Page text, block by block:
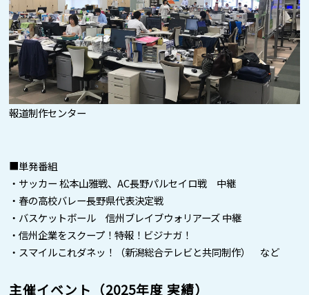
報道制作センター
■単発番組
・サッカー 松本山雅戦、AC長野パルセイロ戦 中継
・春の高校バレー長野県代表決定戦
・バスケットボール 信州ブレイブウォリアーズ 中継
・信州企業をスクープ！特報！ビジナガ！
・スマイルこれダネッ！（新潟総合テレビと共同制作） など
主催イベント（2025年度 実績）